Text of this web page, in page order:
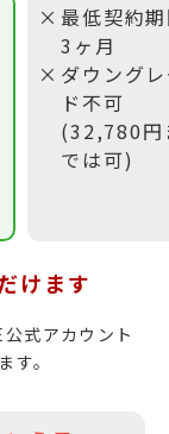
最低契約
3ヶ月
ダウング
ド不可
(32,780円
では可)
けます
式アカウント
。